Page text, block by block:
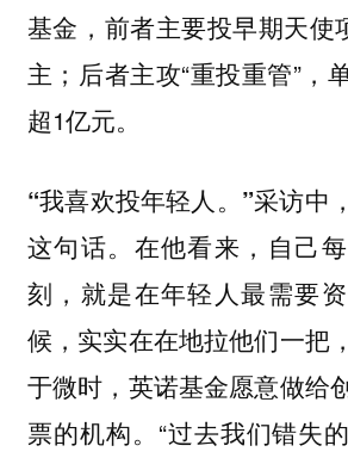
基金，前者主要投早期天使
主；后者主攻“重投重管”，
超1亿元。
“我喜欢投年轻人。”采访中
这句话。在他看来，自己
刻，就是在年轻人最需要
候，实实在在地拉他们一把
于微时，英诺基金愿意做给
票的机构。“过去我们错失